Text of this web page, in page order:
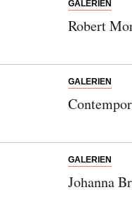
GALERIEN
Robert
GALERIEN
GALERIEN
Johanna